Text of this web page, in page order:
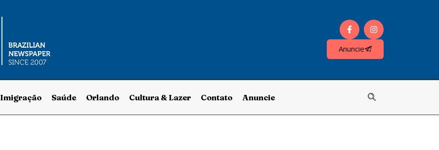
Anuncie
Imigração Saúde Orlando Cultura & Lazer Contato Anuncie